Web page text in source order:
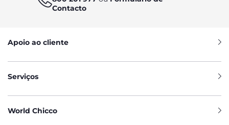
Contacto
Apoio ao cliente
Serviços
World Chicco